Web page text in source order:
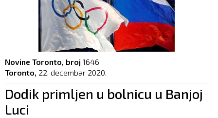
Novine Toronto, broj 1646
Toronto, 22. decembar 2020.
Dodik primljen u bolnicu u Banjoj
Luci